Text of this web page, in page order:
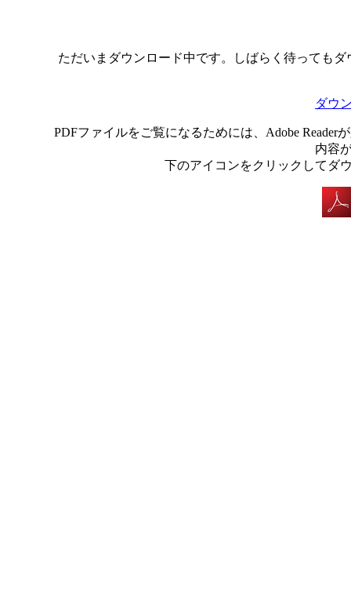
ただいまダウンロード中です。しばらく待っても
ダウ
PDFファイルをご覧になるためには、Adobe
内容
下のアイコンをクリックしてダ